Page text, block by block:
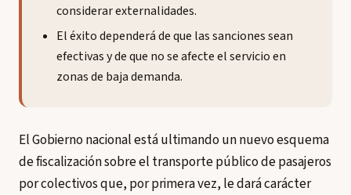
considerar externalidades.
El éxito dependerá de que las sanciones sean
efectivas y de que no se afecte el servicio en
zonas de baja demanda.
El Gobierno nacional está ultimando un nuevo esquema
de fiscalización sobre el transporte público de pasajeros
por colectivos que, por primera vez, le dará carácter